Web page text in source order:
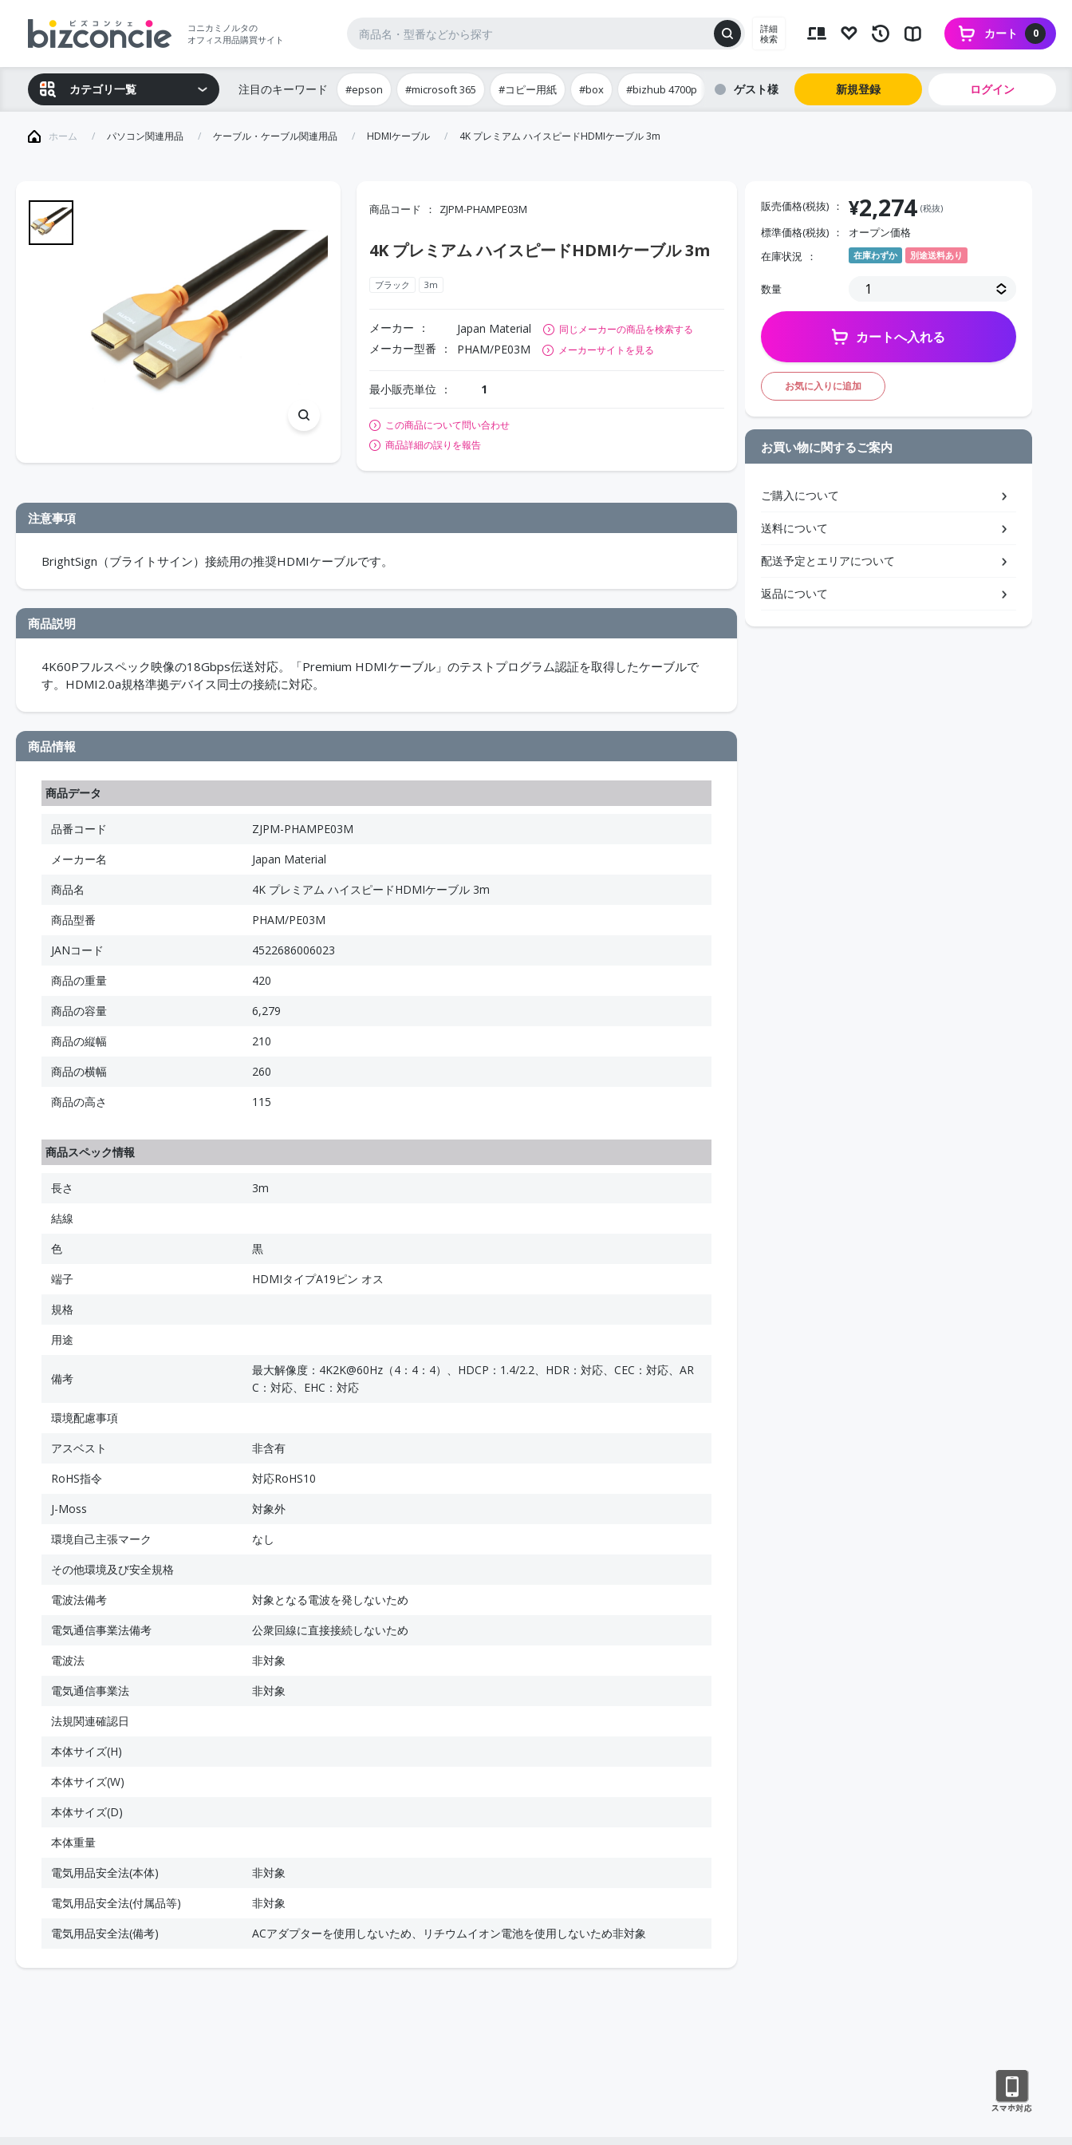
コニカミノルタの
オフィス用品購買サイト
詳細
検索
0
カート
カテゴリ一覧 注目のキーワード #epson #microsoft 365 #コピー用紙 #box #bizhub 4700p ゲスト 新規登録 ログイン
ホーム パソコン関連用品 ケーブル・ケーブル関連用品 HDMIケーブル 4K プレミアム ハイスピードHDMIケーブル 3m
商品コード ZJPM-PHAMPE03M
4K プレミアム ハイスピードHDMIケーブル 3m
ブラック 3m
メーカー Japan Material 同じメーカーの商品を検索する
メーカー型番 PHAM/PE03M メーカーサイトを見る
最小販売単位 1
この商品について問い合わせ
商品詳細の誤りを報告
注意事項
BrightSign（ブライトサイン）接続用の推奨HDMIケーブルです。
商品説明
4K60Pフルスペック映像の18Gbps伝送対応。「Premium HDMIケーブル」のテストプログラム認証を取得したケーブルで
す。HDMI2.0a規格準拠デバイス同士の接続に対応。
商品情報
商品データ
品番コード
ZJPM-PHAMPE03M
メーカー名
Japan Material
商品名
4K プレミアム ハイスピードHDMIケーブル 3m
商品型番
PHAM/PE03M
JANコード
4522686006023
商品の重量
420
商品の容量
6,279
商品の縦幅
210
商品の横幅
260
商品の高さ
115
商品スペック情報
長さ
3m
結線
色
黒
端子
HDMIタイプA19ピン オス
規格
用途
備考
最大解像度：4K2K@60Hz（4：4：4）、HDCP：1.4/2.2、HDR：対応、CEC：対応、AR
C：対応、EHC：対応
環境配慮事項
アスベスト
非含有
RoHS指令
対応RoHS10
J-Moss
対象外
環境自己主張マーク
なし
その他環境及び安全規格
電波法備考
対象となる電波を発しないため
電気通信事業法備考
公衆回線に直接接続しないため
電波法
非対象
電気通信事業法
非対象
法規関連確認日
本体サイズ(H)
本体サイズ(W)
本体サイズ(D)
本体重量
電気用品安全法(本体)
非対象
電気用品安全法(付属品等)
非対象
電気用品安全法(備考)
ACアダプターを使用しないため、リチウムイオン電池を使用しないため非対象
販売価格(税抜) ¥2,274 (税抜)
標準価格(税抜)
オープン価格
在庫状況
在庫わずか 別途送料あり
数量
カートへ入れる
お気に入りに追加
お買い物に関するご案内
ご購入について
送料について
配送予定とエリアについて
返品について